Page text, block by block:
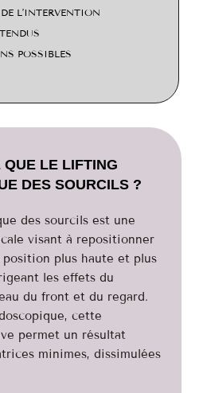
L’INTERVENTION
POSSIBLES
QUE LE LIFTING
DES SOURCILS ?
des sourcils est une
visant à repositionner
position plus haute et plus
les effets du
du front et du regard.
cette
permet un résultat
minimes, dissimulées